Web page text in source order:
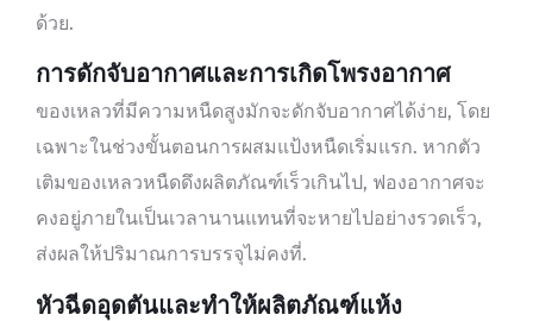
ด้วย.
การดักจับอากาศและการเกิดโพรงอากาศ
ของเหลวที่มีความหนืดสูงมักจะดักจับอากาศได้ง่าย, โดย
เฉพาะในช่วงขั้นตอนการผสมแป้งหนืดเริ่มแรก. หากตัว
เติมของเหลวหนืดดึงผลิตภัณฑ์เร็วเกินไป, ฟองอากาศจะ
คงอยู่ภายในเป็นเวลานานแทนที่จะหายไปอย่างรวดเร็ว,
ส่งผลให้ปริมาณการบรรจุไม่คงที่.
หัวฉีดอุดตันและทำให้ผลิตภัณฑ์แห้ง